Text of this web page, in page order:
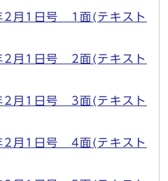
月1日号 1面(テキスト
月1日号 2面(テキスト
月1日号 3面(テキスト
月1日号 4面(テキスト